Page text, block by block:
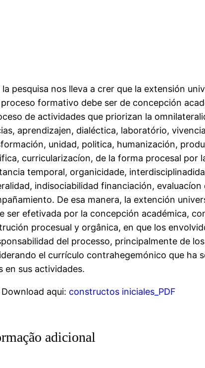
la pesquisa nos lleva a crer que la extensión
proceso formativo debe ser de concepción
de actividades que priorizan la
aprendizajen, dialéctica, laboratório,
unidad, politica, humanización,
curricularizacíon, de la forma procesal por
temporal, organicidade,
indisociabilidad financiación, evaluacíon
De esa manera, la extención
ser efetivada por la concepción académica,
procesual y orgânica, en que los
del processo, principalmente de
el currículo contrahegemónico que ha
en sus actividades.
Download aqui: constructos iniciales_PDF
adicional